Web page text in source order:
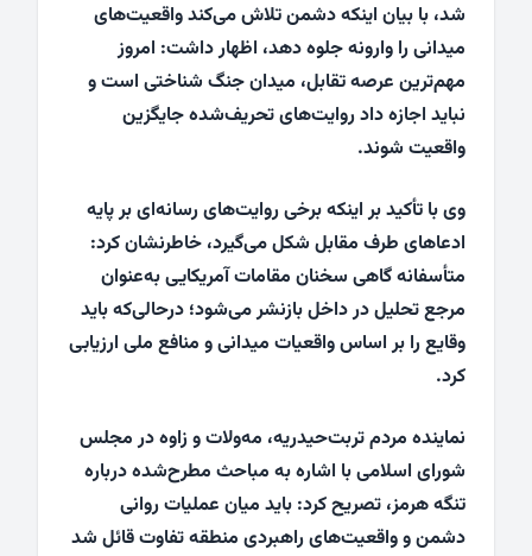
شد، با بیان اینکه دشمن تلاش می‌کند واقعیت‌های
میدانی را وارونه جلوه دهد، اظهار داشت: امروز
مهم‌ترین عرصه تقابل، میدان جنگ شناختی است و
نباید اجازه داد روایت‌های تحریف‌شده جایگزین
واقعیت شوند.
وی با تأکید بر اینکه برخی روایت‌های رسانه‌ای بر پایه
ادعاهای طرف مقابل شکل می‌گیرد، خاطرنشان کرد:
متأسفانه گاهی سخنان مقامات آمریکایی به‌عنوان
مرجع تحلیل در داخل بازنشر می‌شود؛ درحالی‌که باید
وقایع را بر اساس واقعیات میدانی و منافع ملی ارزیابی
کرد.
نماینده مردم تربت‌حیدریه، مه‌ولات و زاوه در مجلس
شورای اسلامی با اشاره به مباحث مطرح‌شده درباره
تنگه هرمز، تصریح کرد: باید میان عملیات روانی
دشمن و واقعیت‌های راهبردی منطقه تفاوت قائل شد